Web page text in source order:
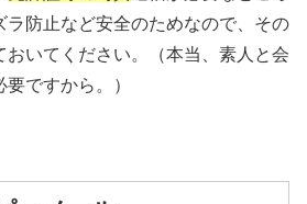
ラ防止など安全のためなので、その
おいてください。（本当、素人と会
ですから。）